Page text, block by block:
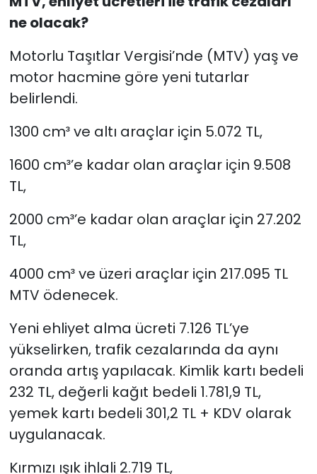
ne olacak?
Motorlu Taşıtlar Vergisi’nde (MTV) yaş ve
motor hacmine göre yeni tutarlar
belirlendi.
1300 cm³ ve altı araçlar için 5.072 TL,
1600 cm³’e kadar olan araçlar için 9.508
TL,
2000 cm³’e kadar olan araçlar için 27.202
TL,
4000 cm³ ve üzeri araçlar için 217.095 TL
MTV ödenecek.
Yeni ehliyet alma ücreti 7.126 TL’ye
yükselirken, trafik cezalarında da aynı
oranda artış yapılacak. Kimlik kartı bedeli
232 TL, değerli kağıt bedeli 1.781,9 TL,
yemek kartı bedeli 301,2 TL + KDV olarak
uygulanacak.
Kırmızı ışık ihlali 2.719 TL,